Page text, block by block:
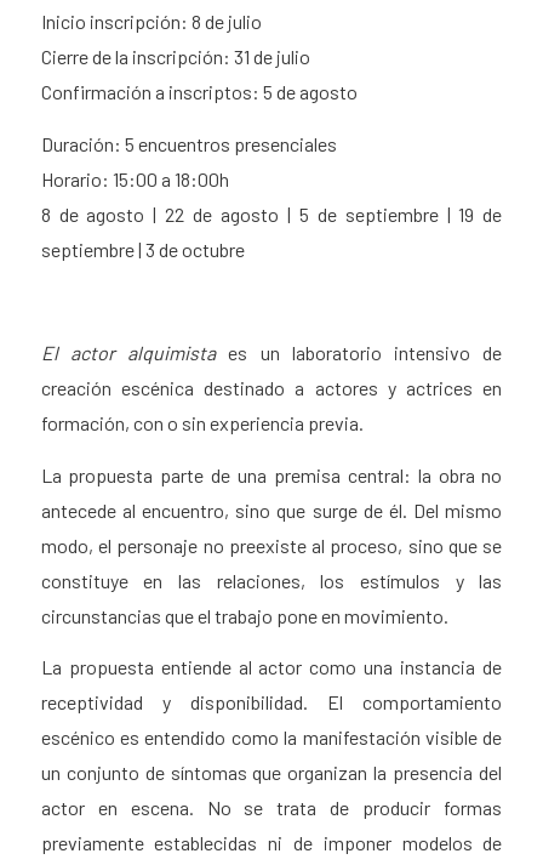
Inicio inscripción: 8 de julio
Cierre de la inscripción: 31 de julio
Confirmación a inscriptos: 5 de agosto
Duración: 5 encuentros presenciales
Horario: 15:00 a 18:00h
8 de agosto | 22 de agosto | 5 de septiembre | 19 de
septiembre | 3 de octubre
El actor alquimistaes un laboratorio intensivo de
creación escénica destinado a actores y actrices en
formación, con o sin experiencia previa.
La propuesta parte de una premisa central: la obra no
antecede al encuentro, sino que surge de él. Del mismo
modo, el personaje no preexiste al proceso, sino que se
constituye en las relaciones, los estímulos y las
circunstancias que el trabajo pone en movimiento.
La propuesta entiende al actor como una instancia de
receptividad y disponibilidad. El comportamiento
escénico es entendido como la manifestación visible de
un conjunto de síntomas que organizan la presencia del
actor en escena. No se trata de producir formas
previamente establecidas ni de imponer modelos de